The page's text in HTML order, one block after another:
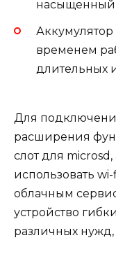
насыщенный
временем
длительных
Для
расширения
слот для
использовать
облачным
устройство
различных нужд,